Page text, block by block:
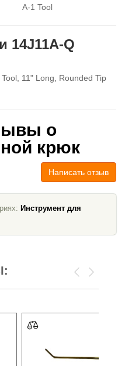
A-1 Tool
14J11A-Q
11" Long, Rounded Tip
о
крюк
Написать отзыв
Инструмент для